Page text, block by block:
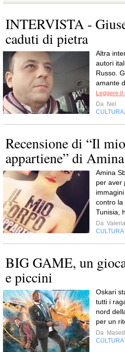
INTERVISTA -
caduti di pietra
Altra
autori
Russo.
amante
Leggere il
Da Nel
CULTURA
Recensione di “Il
appartiene” di
Amina
per aver
contro la
Tunisia,
Da
CULTURA
BIG GAME, un
e piccini
Oskari
tutti i
nord
per un
Da
CULTURA